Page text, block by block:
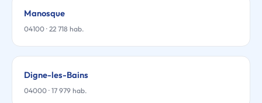
Manosque
04100 · 22 718 hab.
Digne-les-Bains
04000 · 17 979 hab.